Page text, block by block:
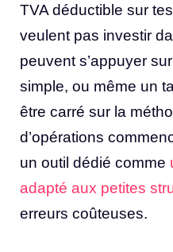
TVA déductible sur
veulent pas investir
peuvent s’appuyer
simple, ou même un
être carré sur la
d’opérations
un outil dédié comme
adapté aux petites
erreurs coûteuses.